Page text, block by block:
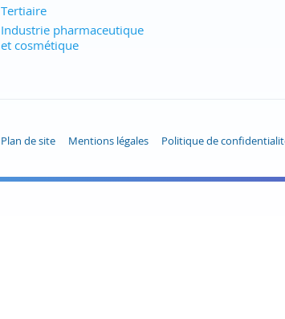
Tertiaire
Industrie pharmaceutique
et cosmétique
Plan de site Mentions légales Politique de